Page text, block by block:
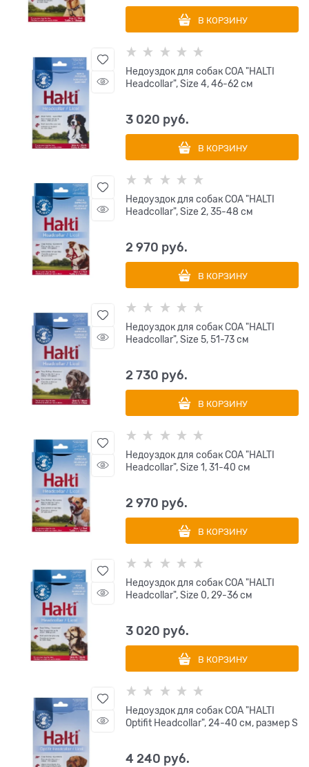
В КОРЗИНУ
Недоуздок для собак COA "HALTI
Headcollar", Size 4, 46-62 см
3 020 руб.
В КОРЗИНУ
Недоуздок для собак COA "HALTI
Headcollar", Size 2, 35-48 см
2 970 руб.
В КОРЗИНУ
Недоуздок для собак COA "HALTI
Headcollar", Size 5, 51-73 см
2 730 руб.
В КОРЗИНУ
Недоуздок для собак COA "HALTI
Headcollar", Size 1, 31-40 см
2 970 руб.
В КОРЗИНУ
Недоуздок для собак COA "HALTI
Headcollar", Size 0, 29-36 см
3 020 руб.
В КОРЗИНУ
Недоуздок для собак COA "HALTI
Optifit Headcollar", 24-40 см, размер S
4 240 руб.